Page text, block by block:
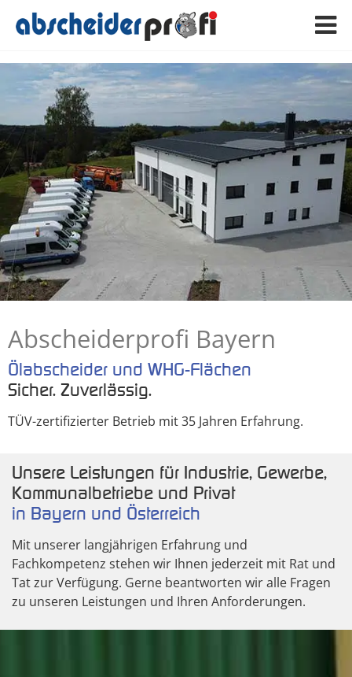
Abscheiderprofi Bayern
Ölabscheider und WHG-Flächen
Sicher. Zuverlässig.
TÜV-zertifizierter Betrieb mit 35 Jahren Erfahrung.
Unsere Leistungen für Industrie, Gewerbe,
Kommunalbetriebe und Privat
in Bayern und Österreich
Mit unserer langjährigen Erfahrung und
Fachkompetenz stehen wir Ihnen jederzeit mit Rat und
Tat zur Verfügung. Gerne beantworten wir alle Fragen
zu unseren Leistungen und Ihren Anforderungen.